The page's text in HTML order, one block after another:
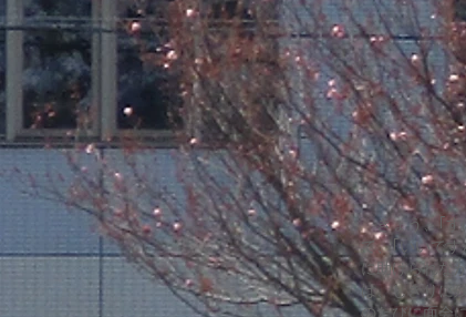
きょう、｢す
て、｢いいで
に助けられな
は、しきりに
のたびに面会